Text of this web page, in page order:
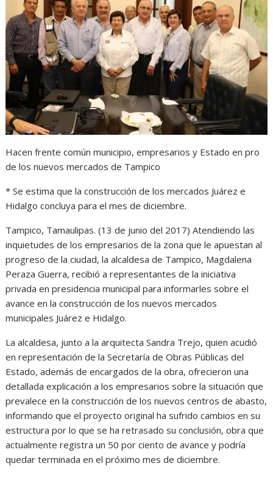
s
A
p
b
o
o
k
e
n
g
r
g
r
a
m
t
Hacen frente común municipio, empresarios y Estado en pro
de los nuevos mercados de Tampico
* Se estima que la construcción de los mercados Juárez e
Hidalgo concluya para el mes de diciembre.
Tampico, Tamaulipas. (13 de junio del 2017) Atendiendo las
inquietudes de los empresarios de la zona que le apuestan al
progreso de la ciudad, la alcaldesa de Tampico, Magdalena
Peraza Guerra, recibió a representantes de la iniciativa
privada en presidencia municipal para informarles sobre el
avance en la construcción de los nuevos mercados
municipales Juárez e Hidalgo.
La alcaldesa, junto a la arquitecta Sandra Trejo, quien acudió
en representación de la Secretaría de Obras Públicas del
Estado, además de encargados de la obra, ofrecieron una
detallada explicación a los empresarios sobre la situación que
prevalece en la construcción de los nuevos centros de abasto,
informando que el proyecto original ha sufrido cambios en su
estructura por lo que se ha retrasado su conclusión, obra que
actualmente registra un 50 por ciento de avance y podría
quedar terminada en el próximo mes de diciembre.